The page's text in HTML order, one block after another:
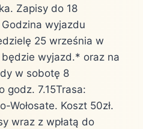
Zapisy do 18
wyjazdu
25 września w
wyjazd.* oraz na
w sobotę 8
godz. 7.15Trasa:
Wołosate. Koszt 50zł.
wraz z wpłatą do